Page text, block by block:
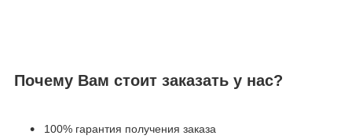
Почему Вам стоит заказать у нас?
100% гарантия получения заказа